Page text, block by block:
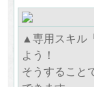
▲専用スキル
よう！
そうすること